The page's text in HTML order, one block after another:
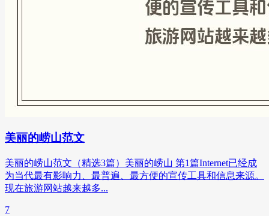
美丽的崂山范文
美丽的崂山范文（精选3篇）美丽的崂山 第1篇Internet已经成
为当代最有影响力、最普遍、最方便的宣传工具和信息来源。
现在旅游网站越来越多...
7